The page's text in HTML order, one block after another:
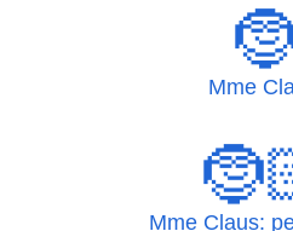
Mme
Mme Claus: